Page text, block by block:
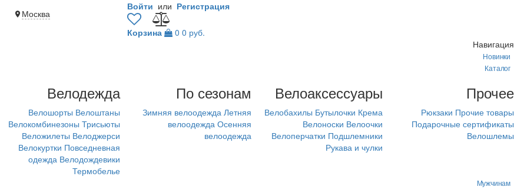
Москва
Войти или Регистрация
Корзина 0 0 руб.
Навигация
Новинки
Каталог
Велодежда
Велошорты Велоштаны
Велокомбинезоны Трисьюты
Веложилеты Велоджерси
Велокуртки Повседневная
одежда Велодождевики
Термобелье
По сезонам
Зимняя велоодежда Летняя
велоодежда Осенняя
велоодежда
Велоаксессуары
Велобахилы Бутылочки Крема
Велоноски Велоочки
Велоперчатки Подшлемники
Рукава и чулки
Прочее
Рюкзаки Прочие товары
Подарочные сертификаты
Велошлемы
Мужчинам